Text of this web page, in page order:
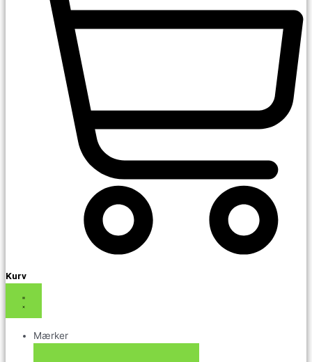
Kurv
Mærker